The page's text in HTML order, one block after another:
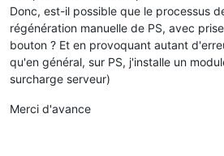
Donc, est-il possible que le processus
régénération manuelle de PS, avec
bouton ? Et en provoquant autant
qu'en général, sur PS, j'installe un
surcharge serveur)
Merci d'avance